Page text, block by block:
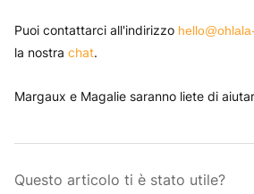
Puoi contattarci all'indirizzo
la nostra chat.
Margaux e Magalie saranno liete di
Questo articolo ti è stato utile?